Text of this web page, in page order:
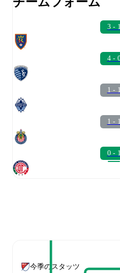
3 - 1
4 -
1 - 1
1 - 1
0 - 1
今季のスタッツ